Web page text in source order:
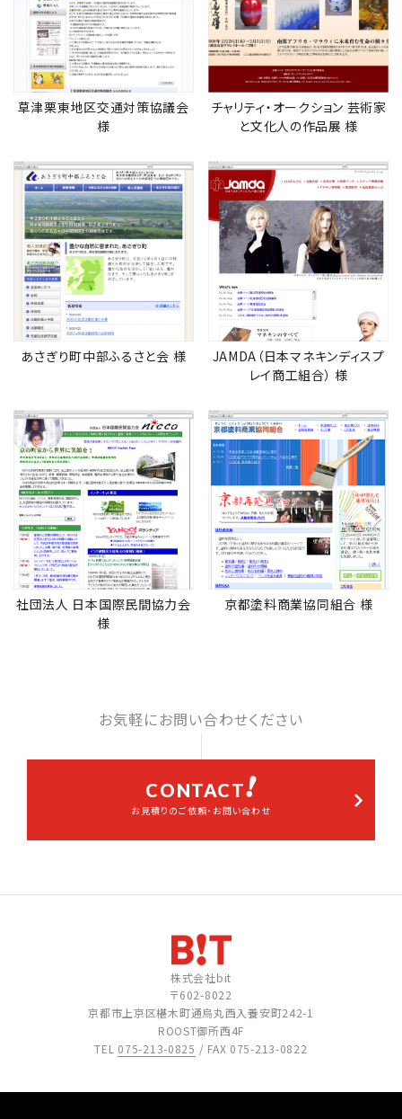
草津栗東地区交通対策協議会
様
チャリティ・オークション 芸術家
と文化人の作品展 様
あさぎり町中部ふるさと会 様
JAMDA（日本マネキンディスプ
レイ商工組合） 様
社団法人 日本国際民間協力会
様
京都塗料商業協同組合 様
お気軽にお問い合わせください
CONTACT
お見積りのご依頼・お問い合わせ
株式会社bit
〒602-8022
京都市上京区椹木町通烏丸西入養安町242-1
ROOST御所西4F
TEL 075-213-0825 / FAX 075-213-0822